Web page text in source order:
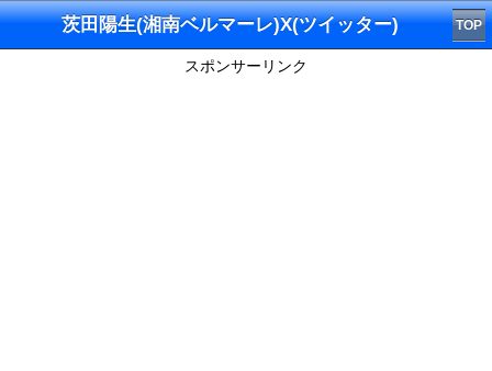
茨田陽生(湘南ベルマーレ)X(ツイッター) TOP
スポンサーリンク